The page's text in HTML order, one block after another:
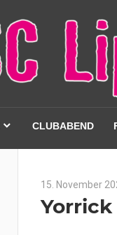
CLUBABEND
15. November